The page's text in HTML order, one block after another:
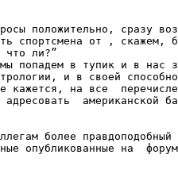
положительно, сразу
спортсмена от , скажем,
что ли?”
попадем в тупик и в нас
и в своей
кажется, на все
адресовать  американской
более правдоподобный
опубликованные на